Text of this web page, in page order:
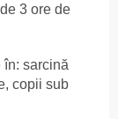
3 ore de
în: sarcină
copii sub